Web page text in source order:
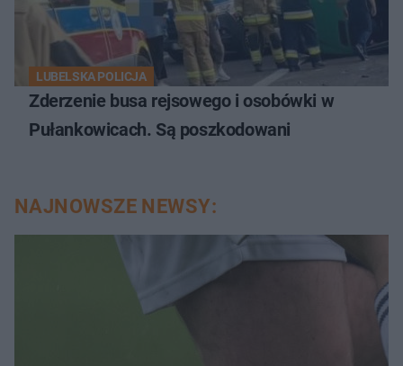
LUBELSKA POLICJA
Zderzenie busa rejsowego i osobówki w
Pułankowicach. Są poszkodowani
NAJNOWSZE NEWSY: